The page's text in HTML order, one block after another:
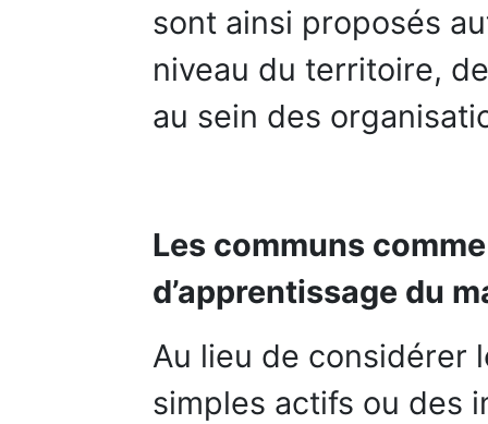
sont ainsi proposés
niveau du territoire,
au sein des
Les communs
d’apprentissage du
Au lieu de considérer
simples actifs ou des